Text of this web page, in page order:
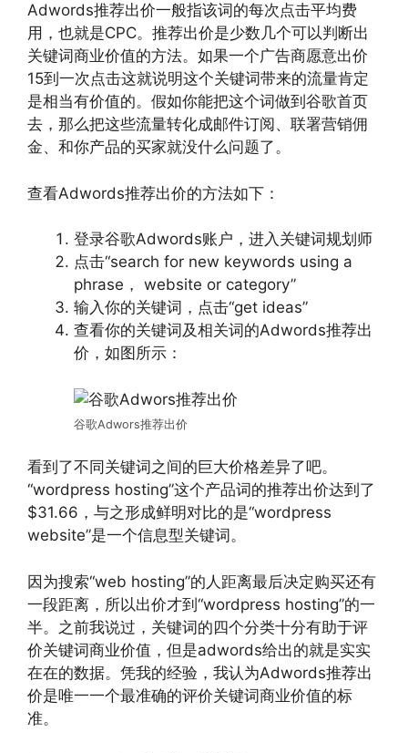
Adwords推荐出价一般指该词的每次点击平均费
用，也就是CPC。推荐出价是少数几个可以判断出
关键词商业价值的方法。如果一个广告商愿意出价
15到一次点击这就说明这个关键词带来的流量肯定
是相当有价值的。假如你能把这个词做到谷歌首页
去，那么把这些流量转化成邮件订阅、联署营销佣
金、和你产品的买家就没什么问题了。
查看Adwords推荐出价的方法如下：
登录谷歌Adwords账户，进入关键词规划师
点击“search for new keywords using a
phrase， website or category”
输入你的关键词，点击“get ideas”
查看你的关键词及相关词的Adwords推荐出
价，如图所示：
谷歌Adwors推荐出价
看到了不同关键词之间的巨大价格差异了吧。
“wordpress hosting”这个产品词的推荐出价达到了
$31.66，与之形成鲜明对比的是“wordpress
website”是一个信息型关键词。
因为搜索“web hosting”的人距离最后决定购买还有
一段距离，所以出价才到“wordpress hosting”的一
半。之前我说过，关键词的四个分类十分有助于评
价关键词商业价值，但是adwords给出的就是实实
在在的数据。凭我的经验，我认为Adwords推荐出
价是唯一一个最准确的评价关键词商业价值的标
准。